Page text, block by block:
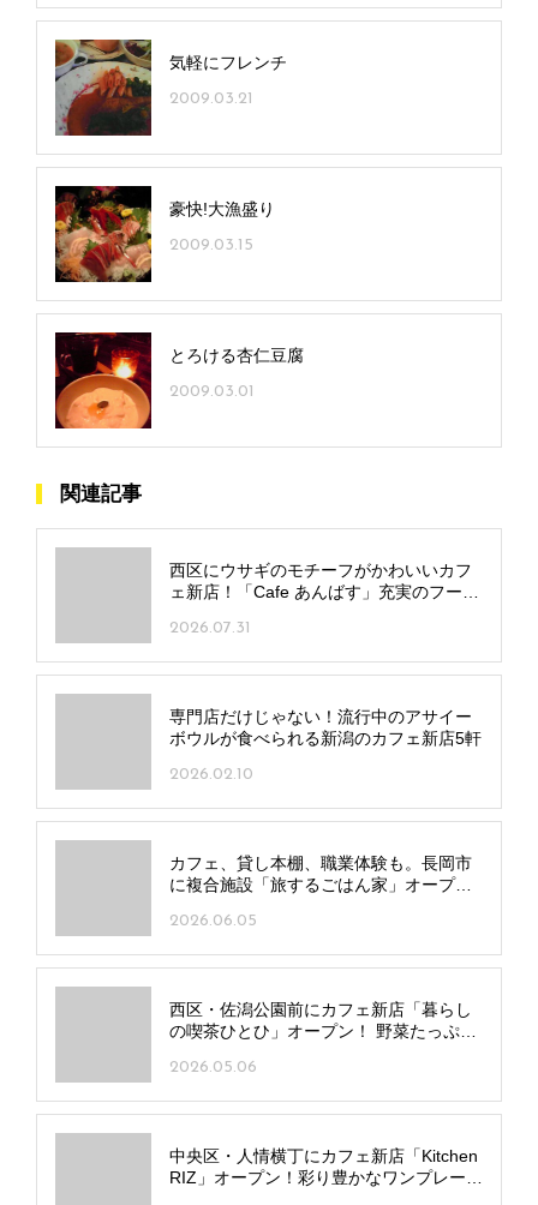
気軽にフレンチ
2009.03.21
豪快!大漁盛り
2009.03.15
とろける杏仁豆腐
2009.03.01
関連記事
西区にウサギのモチーフがかわいいカフ
ェ新店！「Cafe あんばす」充実のフード
2026.07.31
専門店だけじゃない！流行中のアサイー
ボウルが食べられる新潟のカフェ新店5軒
2026.02.10
カフェ、貸し本棚、職業体験も。長岡市
に複合施設「旅するごはん家」オープ
2026.06.05
西区・佐潟公園前にカフェ新店「暮らし
の喫茶ひとひ」オープン！ 野菜たっぷり
2026.05.06
中央区・人情横丁にカフェ新店「Kitchen
RIZ」オープン！彩り豊かなワンプレート